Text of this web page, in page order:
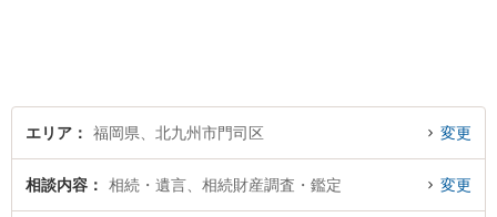
エリア 福岡県、北九州市門司区 変更
相談内容 相続・遺言、相続財産調査・鑑定 変更